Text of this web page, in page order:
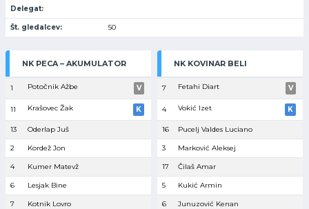
Delegat:
Št. gledalcev: 50
NK PECA – AKUMULATOR
1 Potočnik Ažbe V
11 Krašovec Žak K
13 Oderlap Juš
2 Kordež Jon
4 Kumer Matevž
6 Lesjak Bine
7 Kotnik Lovro
NK KOVINAR BELI
7 Fetahi Diart V
4 Vokić Izet K
16 Pucelj Valdes Luciano
3 Marković Aleksej
17 Čilaš Amar
5 Kukić Armin
6 Junuzović Kenan